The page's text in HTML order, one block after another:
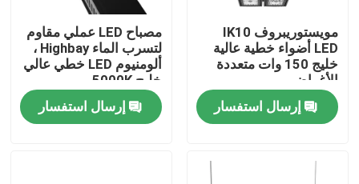
بيت
مويستوريبروف IK10
LED أضواء خطية عالية
خليج 150 وات متعددة
الأغراض
إرسال استفسار
مصباح LED عملي مقاوم
لتسرب الماء Highbay ،
ألومنيوم LED خطي عالي
خليج 5000K
إرسال استفسار